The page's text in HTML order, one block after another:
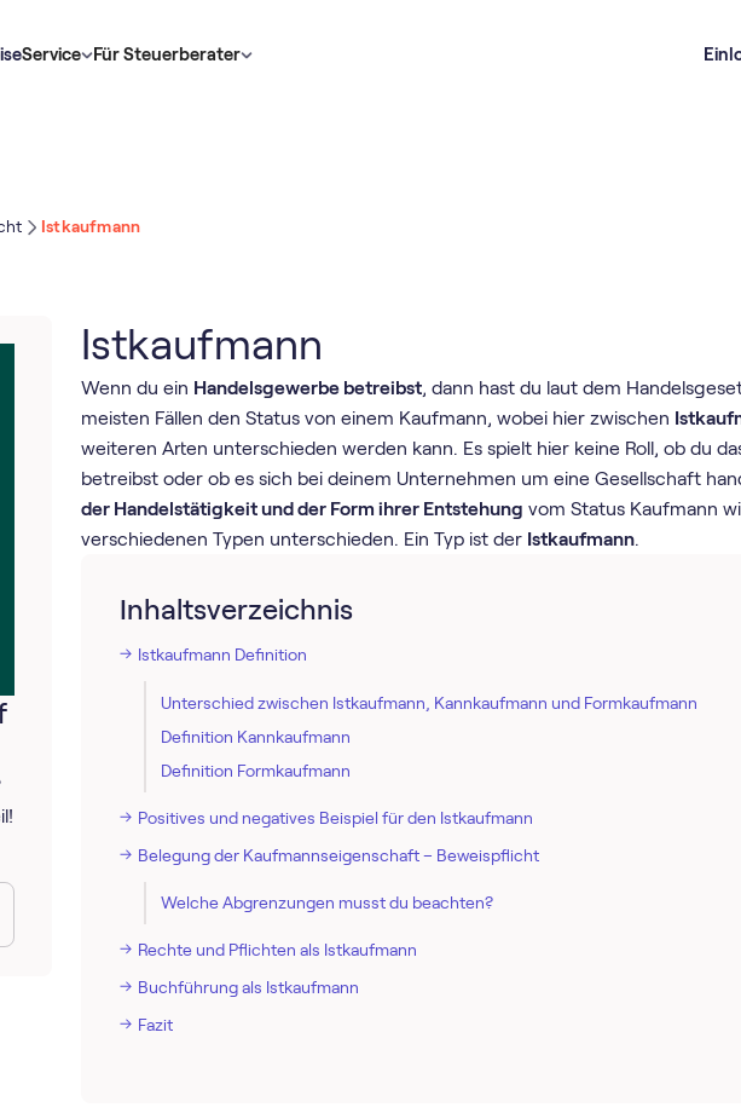
Service Für Steuerberater
Istkaufmann
Istkaufmann
Wenn du ein Handelsgewerbe betreibst, dann hast du laut dem
meisten Fällen den Status von einem Kaufmann, wobei hier zwischen
weiteren Arten unterschieden werden kann. Es spielt hier keine Roll, ob du
betreibst oder ob es sich bei deinem Unternehmen um eine Gesellschaft
der Handelstätigkeit und der Form ihrer Entstehung vom Status Kaufmann
verschiedenen Typen unterschieden. Ein Typ ist der Istkaufmann.
Inhaltsverzeichnis
Istkaufmann Definition
Unterschied zwischen Istkaufmann, Kannkaufmann und Formkaufmann
Definition Kannkaufmann
Definition Formkaufmann
Positives und negatives Beispiel für den Istkaufmann
Belegung der Kaufmannseigenschaft – Beweispflicht
Welche Abgrenzungen musst du beachten?
Rechte und Pflichten als Istkaufmann
Buchführung als Istkaufmann
Fazit